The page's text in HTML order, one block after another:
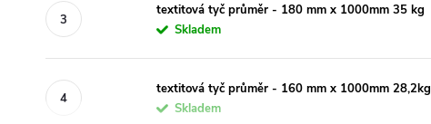
textitová tyč průměr - 180 mm x 1000mm 35 kg
Skladem
textitová tyč průměr - 160 mm x 1000mm 28,2kg
Skladem